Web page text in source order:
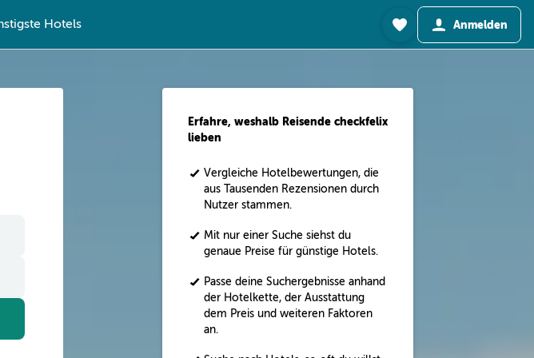
Hotels Anmelden
Erfahre, weshalb Reisende checkfelix
lieben
Vergleiche Hotelbewertungen, die
aus Tausenden Rezensionen durch
Nutzer stammen.
Mit nur einer Suche siehst du
genaue Preise für günstige Hotels.
Passe deine Suchergebnisse anhand
der Hotelkette, der Ausstattung
dem Preis und weiteren Faktoren
an.